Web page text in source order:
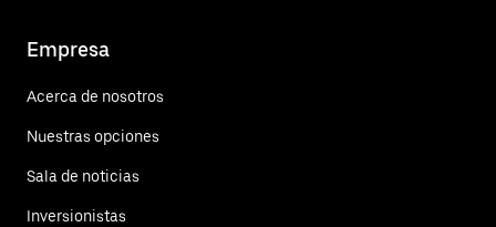
Empresa
Acerca de nosotros
Nuestras opciones
Sala de noticias
Inversionistas